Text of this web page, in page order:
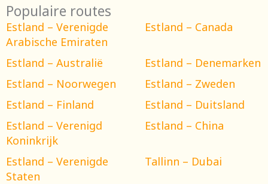
Populaire routes
Estland – Verenigde
Arabische Emiraten
Estland – Canada
Estland – Australië
Estland – Denemarken
Estland – Noorwegen
Estland – Zweden
Estland – Finland
Estland – Duitsland
Estland – Verenigd
Koninkrijk
Estland – China
Estland – Verenigde
Staten
Tallinn – Dubai